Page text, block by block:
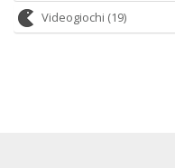
Videogiochi (19)